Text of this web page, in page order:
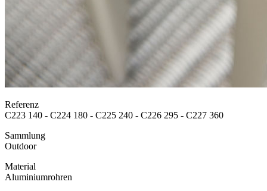
Referenz
C223 140 - C224 180 - C225 240 - C226 295 - C227 360
Sammlung
Outdoor
Material
Aluminiumrohren